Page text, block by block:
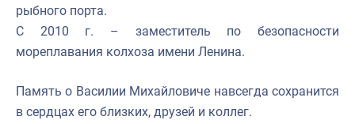
рыбного порта.
С 2010 г. –
заместитель по безопасности
мореплавания колхоза имени Ленина.
Память о Василии Михайловиче навсегда сохранится
в сердцах его близких, друзей и коллег.